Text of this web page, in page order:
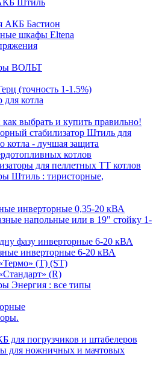
Штиль
АКБ Бастион
шкафы Eltena
ВОЛЬТ
(точность 1-1.5%)
для котла
как выбрать и купить правильно!
стабилизатор Штиль для
котла - лучшая защита
котлов
для пеллетных ТТ котлов
Штиль : тиристорные,
инверторные 0,35-20 кВА
напольные или в 19" стойку 1-
фазу инверторные 6-20 кВА
инверторные 6-20 кВА
(T) (ST)
(R)
Энергия : все типы
для погрузчиков и штабелеров
для ножничных и мачтовых